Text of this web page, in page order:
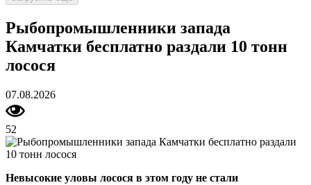
Рыбопромышленники запада
Камчатки бесплатно раздали 10 тонн
лосося
07.08.2026
52
Невысокие уловы лосося в этом году не стали